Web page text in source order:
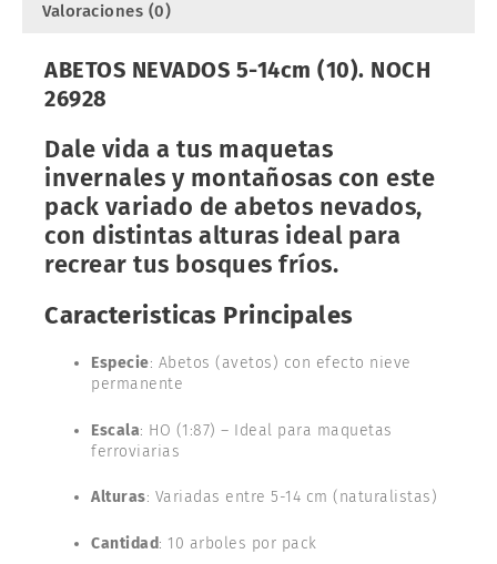
Valoraciones (0)
ABETOS NEVADOS 5-14cm (10). NOCH
26928
Dale vida a tus maquetas
invernales y montañosas con este
pack variado de abetos nevados,
con distintas alturas ideal para
recrear tus bosques fríos.
Caracteristicas Principales
Especie: Abetos (avetos) con efecto nieve
permanente
Escala: HO (1:87) – Ideal para maquetas
ferroviarias
Alturas: Variadas entre 5-14 cm (naturalistas)
Cantidad: 10 arboles por pack